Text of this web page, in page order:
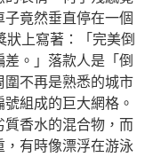
竟然垂直停在一個
狀上寫著：「完美倒
。」落款人是「倒
不再是熟悉的城市
組成的巨大網格。
香水的混合物，而
有時像漂浮在游泳